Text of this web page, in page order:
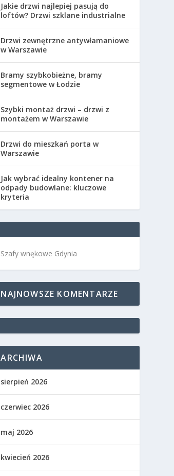
Jakie drzwi najlepiej pasują do
loftów? Drzwi szklane industrialne
Drzwi zewnętrzne antywłamaniowe
w Warszawie
Bramy szybkobieżne, bramy
segmentowe w Łodzie
Szybki montaż drzwi – drzwi z
montażem w Warszawie
Drzwi do mieszkań porta w
Warszawie
Jak wybrać idealny kontener na
odpady budowlane: kluczowe
kryteria
Szafy wnękowe Gdynia
NAJNOWSZE KOMENTARZE
ARCHIWA
sierpień 2026
czerwiec 2026
maj 2026
kwiecień 2026